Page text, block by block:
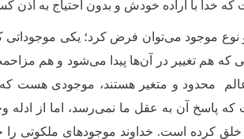
که خدا با اراده خودش و بدون احتیاج به اذن
نوع موجود می‌توان فرض کرد؛ یکی موجوداتی
که هم تغییر در آن‌ها پیدا می‌شود و هم
محدود و متغیر هستند، موجودی هست که
پاسخ آن به عقل ما نمی‌رسد، اما از ادله
کرده است. خداوند موجودهای ملکوتی را